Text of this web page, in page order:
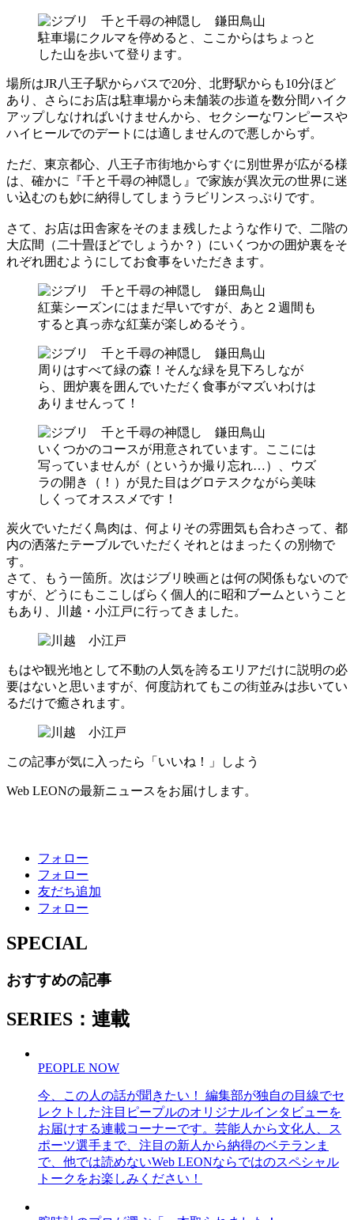
駐車場にクルマを停めると、ここからはちょっと
した山を歩いて登ります。
場所はJR八王子駅からバスで20分、北野駅からも10分ほど
あり、さらにお店は駐車場から未舗装の歩道を数分間ハイク
アップしなければいけませんから、セクシーなワンピースや
ハイヒールでのデートには適しませんので悪しからず。
ただ、東京都心、八王子市街地からすぐに別世界が広がる様
は、確かに『千と千尋の神隠し』で家族が異次元の世界に迷
い込むのも妙に納得してしまうラビリンスっぷりです。
さて、お店は田舎家をそのまま残したような作りで、二階の
大広間（二十畳ほどでしょうか？）にいくつかの囲炉裏をそ
れぞれ囲むようにしてお食事をいただきます。
紅葉シーズンにはまだ早いですが、あと２週間も
すると真っ赤な紅葉が楽しめるそう。
周りはすべて緑の森！そんな緑を見下ろしなが
ら、囲炉裏を囲んでいただく食事がマズいわけは
ありませんって！
いくつかのコースが用意されています。ここには
写っていませんが（というか撮り忘れ…）、ウズ
ラの開き（！）が見た目はグロテスクながら美味
しくってオススメです！
炭火でいただく鳥肉は、何よりその雰囲気も合わさって、都
内の洒落たテーブルでいただくそれとはまったくの別物で
す。
さて、もう一箇所。次はジブリ映画とは何の関係もないので
すが、どうにもここしばらく個人的に昭和ブームということ
もあり、川越・小江戸に行ってきました。
もはや観光地として不動の人気を誇るエリアだけに説明の必
要はないと思いますが、何度訪れてもこの街並みは歩いてい
るだけで癒されます。
この記事が気に入ったら「いいね！」しよう
Web LEONの最新ニュースをお届けします。
フォロー
フォロー
友だち追加
フォロー
SPECIAL
おすすめの記事
SERIES：連載
PEOPLE NOW
今、この人の話が聞きたい！ 編集部が独自の目線でセ
レクトした注目ピープルのオリジナルインタビューを
お届けする連載コーナーです。芸能人から文化人、ス
ポーツ選手まで、注目の新人から納得のベテランま
で、他では読めないWeb LEONならではのスペシャル
トークをお楽しみください！